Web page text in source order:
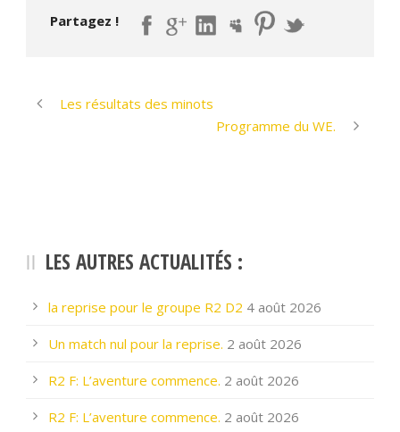
Partagez !
Les résultats des minots
Programme du WE.
LES AUTRES ACTUALITÉS :
la reprise pour le groupe R2 D2 4 août 2026
Un match nul pour la reprise. 2 août 2026
R2 F: L’aventure commence. 2 août 2026
R2 F: L’aventure commence. 2 août 2026